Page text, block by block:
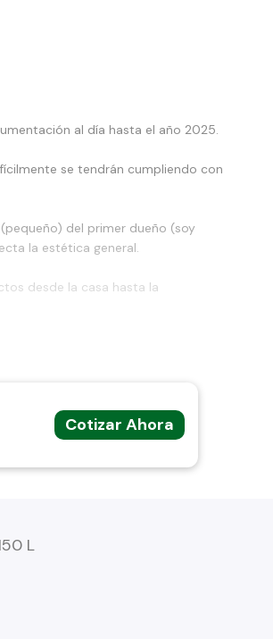
al día hasta el año 2025.
se tendrán cumpliendo con
del primer dueño (soy
la estética general.
desde la casa hasta la
Cotizar Ahora
L